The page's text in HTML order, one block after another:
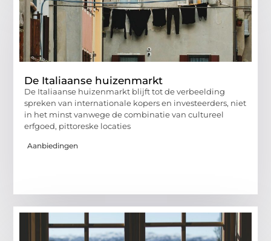
De Italiaanse huizenmarkt
De Italiaanse huizenmarkt blijft tot de verbeelding
spreken van internationale kopers en investeerders, niet
in het minst vanwege de combinatie van cultureel
erfgoed, pittoreske locaties
Aanbiedingen